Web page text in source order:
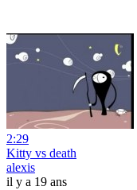
2:29
Kitty vs death
alexis
il y a 19 ans